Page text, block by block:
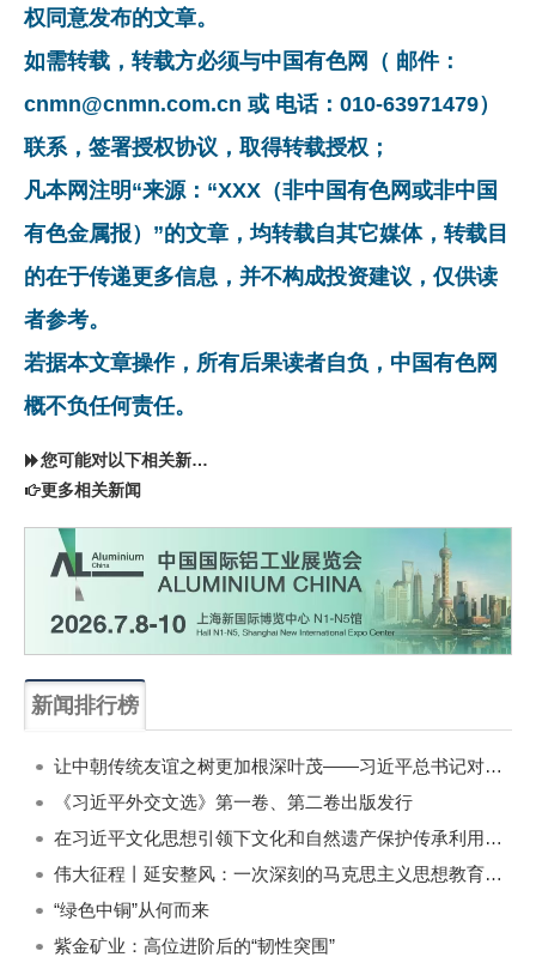
权同意发布的文章。
如需转载，转载方必须与中国有色网（ 邮件：
cnmn@cnmn.com.cn 或 电话：010-63971479）
联系，签署授权协议，取得转载授权；
凡本网注明“来源：“XXX（非中国有色网或非中国
有色金属报）”的文章，均转载自其它媒体，转载目
的在于传递更多信息，并不构成投资建议，仅供读
者参考。
若据本文章操作，所有后果读者自负，中国有色网
概不负任何责任。
您可能对以下相关新闻同样感兴趣
更多相关新闻
新闻排行榜
让中朝传统友谊之树更加根深叶茂——习近平总书记对朝鲜进行国事访问纪实
《习近平外交文选》第一卷、第二卷出版发行
在习近平文化思想引领下文化和自然遗产保护传承利用工作开创新局面
伟大征程丨延安整风：一次深刻的马克思主义思想教育运动
“绿色中铜”从何而来
紫金矿业：高位进阶后的“韧性突围”